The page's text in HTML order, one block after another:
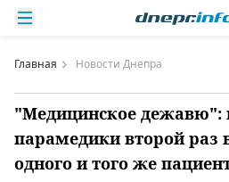
Главная Новости Днепра
"Медицинское дежавю":
парамедики второй раз
одного и того же